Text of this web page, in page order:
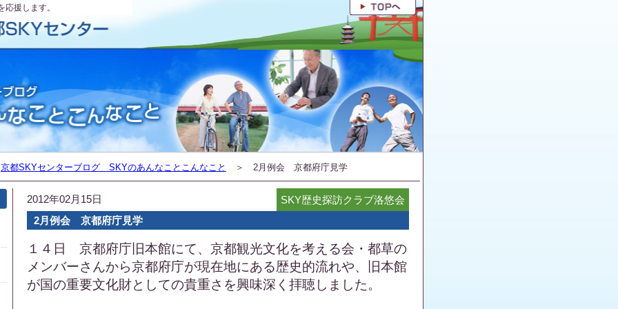
援します。
京都SKYセンターブログ SKYのあんなことこんなこと ＞ 2月例会 京都府庁見学
2012年02月15日
SKY歴史探訪クラブ洛悠会
2月例会 京都府庁見学
１４日 京都府庁旧本館にて、京都観光文化を考える会・都草の
メンバーさんから京都府庁が現在地にある歴史的流れや、旧本館
が国の重要文化財としての貴重さを興味深く拝聴しました。